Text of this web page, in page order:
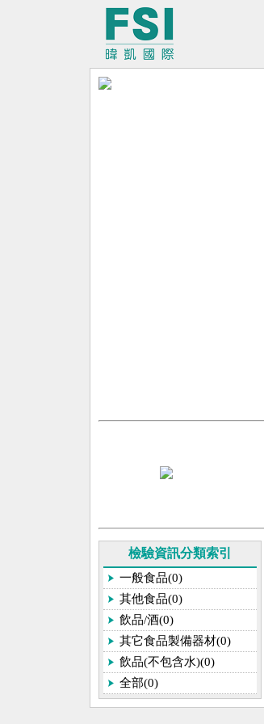
檢驗資訊分類索引
一般食品(0)
其他食品(0)
飲品/酒(0)
其它食品製備器材(0)
飲品(不包含水)(0)
全部(0)